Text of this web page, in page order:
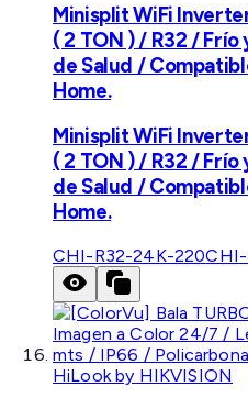
Minisplit WiFi
( 2 TON ) / R32 /
de Salud /
Home.
Minisplit WiFi
( 2 TON ) / R32 /
de Salud /
Home.
CHI-R32-24K-220
HiLook by HIKVISION